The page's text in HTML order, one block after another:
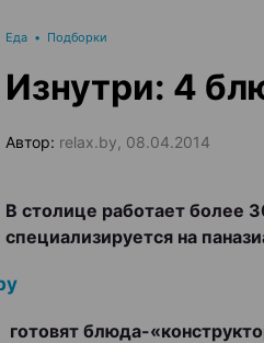
Еда • Подборки
Изнутри: 4
Автор: relax.by, 08.04.2014
В столице работает более
специализируется на
готовят блюда-